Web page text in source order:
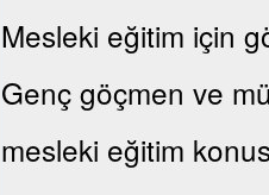
Mesleki eğitim için
Genç göçmen ve
mesleki eğitim